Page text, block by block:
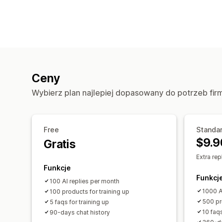
Ceny
Wybierz plan najlepiej dopasowany do potrzeb
Free
Gratis
Funkcje
100 AI replies per month
100 products for training up
5 faqs for training up
90-days chat history
Extra
1000
500
10